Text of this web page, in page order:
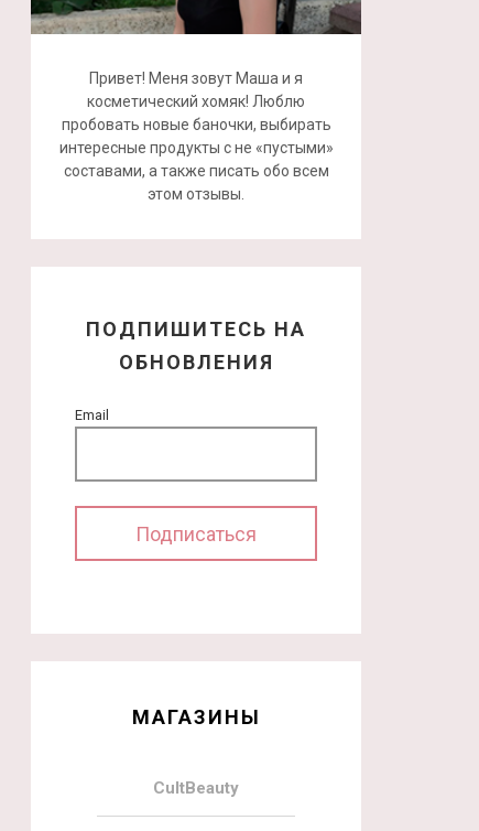
Привет! Меня зовут Маша и я
косметический хомяк! Люблю
пробовать новые баночки, выбирать
интересные продукты с не «пустыми»
составами, а также писать обо всем
этом отзывы.
ПОДПИШИТЕСЬ НА
ОБНОВЛЕНИЯ
Email
МАГАЗИНЫ
CultBeauty